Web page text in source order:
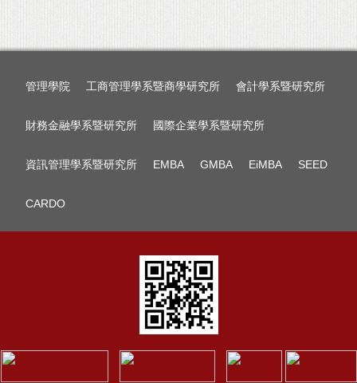
管理學院 工商管理學系暨商學研究所 會計學系暨研究所
財務金融學系暨研究所 國際企業學系暨研究所
資訊管理學系暨研究所 EMBA GMBA EiMBA SEED
CARDO